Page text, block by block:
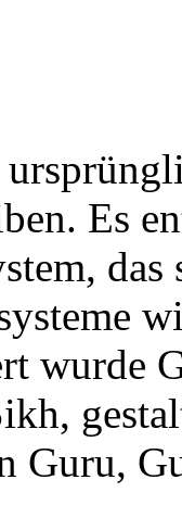
Es
wurde
Guru,